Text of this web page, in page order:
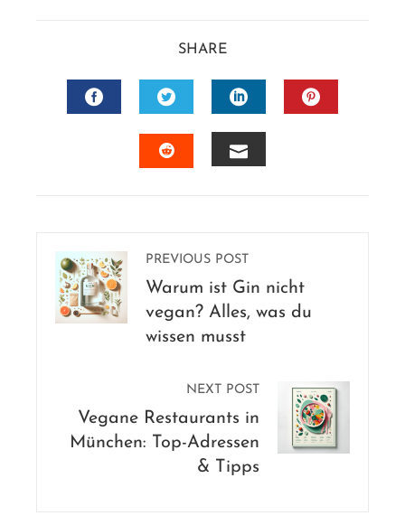
SHARE
FACEBOOKTWITTERLINKEDIN
PREVIOUS POST
Warum ist Gin nicht
vegan? Alles, was du
wissen musst
NEXT POST
Vegane Restaurants in
München: Top-Adressen
& Tipps